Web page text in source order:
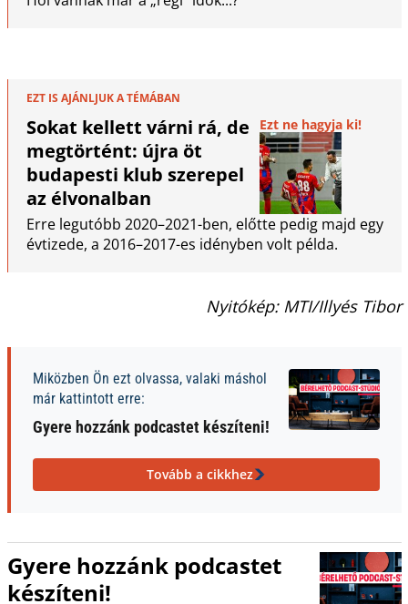
EZT IS AJÁNLJUK A TÉMÁBAN
Sokat kellett várni rá, de
megtörtént: újra öt
budapesti klub szerepel
az élvonalban
Ezt ne hagyja ki!
Erre legutóbb 2020–2021-ben, előtte pedig majd egy
évtizede, a 2016–2017-es idényben volt példa.
Nyitókép: MTI/Illyés Tibor
Miközben Ön ezt olvassa, valaki máshol
már kattintott erre:
Gyere hozzánk podcastet készíteni!
Tovább a cikkhez
Gyere hozzánk podcastet
készíteni!